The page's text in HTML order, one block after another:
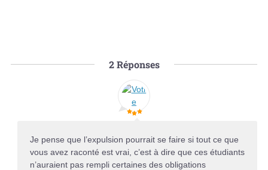
2Réponses
Je pense que l’expulsion pourrait se faire si tout ce que
vous avez raconté est vrai, c’est à dire que ces étudiants
n’auraient pas rempli certaines des obligations